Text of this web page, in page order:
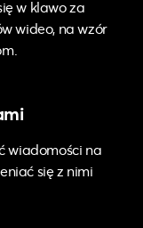
w klawo za
wideo, na wzór
wiadomości na
się z nimi